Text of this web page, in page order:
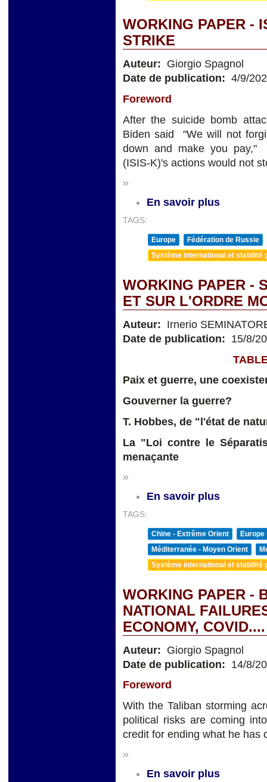
WORKING PAPER -
STRIKE
Auteur: Giorgio Spagnol
Date de publication: 4/9/
Foreword
After the suicide bomb
Biden said "We will not
down and make you pay,"
(ISIS-K)'s actions would not
»
En savoir plus
TAGS:
Europe
Fédération de Russie
Système international et stabilité
WORKING PAPER -
ET SUR L'ORDRE
Auteur: Irnerio
Date de publication: 15/8/
Paix et guerre, une
Gouverner la guerre?
T. Hobbes, de "l'état de
La "Loi contre le
menaçante
»
En savoir plus
TAGS:
Chine - Extrême Orient
Europe
Méditerranée - Moyen Orient
Système international et stabilité
WORKING PAPER -
NATIONAL
ECONOMY, COVID....
Auteur: Giorgio Spagnol
Date de publication: 14/8/
Foreword
With the Taliban storming
political risks are coming
credit for ending what he has
»
En savoir plus